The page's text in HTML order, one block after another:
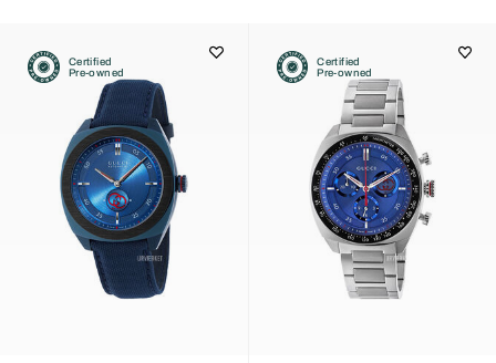
Certified
Pre-owned
Certified
Pre-owned